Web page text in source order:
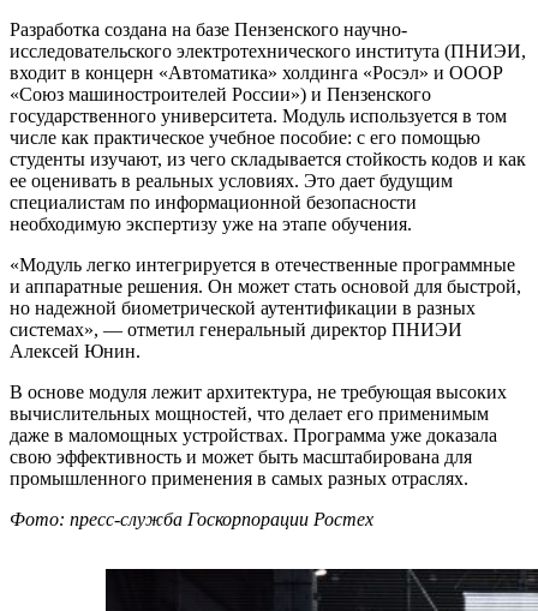
Разработка создана на базе Пензенского научно-
исследовательского электротехнического института (ПНИЭИ,
входит в концерн «Автоматика» холдинга «Росэл» и ОООР
«Союз машиностроителей России») и Пензенского
государственного университета. Модуль используется в том
числе как практическое учебное пособие: с его помощью
студенты изучают, из чего складывается стойкость кодов и как
ее оценивать в реальных условиях. Это дает будущим
специалистам по информационной безопасности
необходимую экспертизу уже на этапе обучения.
«Модуль легко интегрируется в отечественные программные
и аппаратные решения. Он может стать основой для быстрой,
но надежной биометрической аутентификации в разных
системах», — отметил генеральный директор ПНИЭИ
Алексей Юнин.
В основе модуля лежит архитектура, не требующая высоких
вычислительных мощностей, что делает его применимым
даже в маломощных устройствах. Программа уже доказала
свою эффективность и может быть масштабирована для
промышленного применения в самых разных отраслях.
Фото: пресс-служба Госкорпорации Ростех